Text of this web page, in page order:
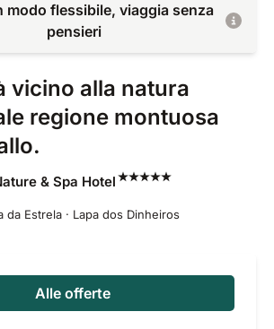
modo flessibile, viaggia senza
pensieri
vicino alla natura
regione montuosa
& Spa Hotel
da Estrela · Lapa dos Dinheiros
Alle offerte